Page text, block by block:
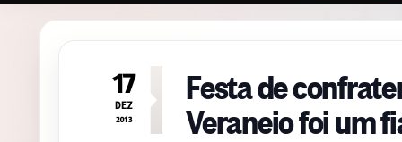
17
DEZ
2013
Festa de
Veraneio foi um